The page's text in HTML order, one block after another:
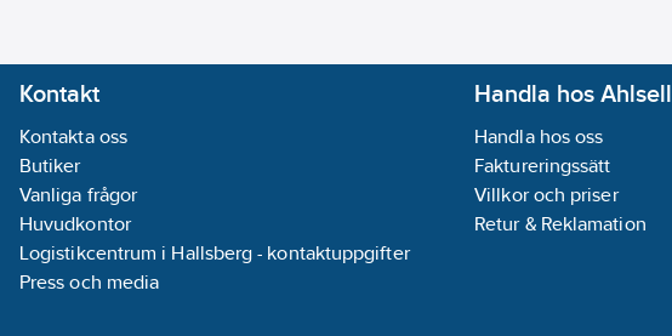
Kontakt
Kontakta oss
Butiker
Vanliga frågor
Huvudkontor
Logistikcentrum i Hallsberg - kontaktuppgifter
Press och media
Handla hos Ahlsell
Handla hos oss
Faktureringssätt
Villkor och priser
Retur & Reklamation